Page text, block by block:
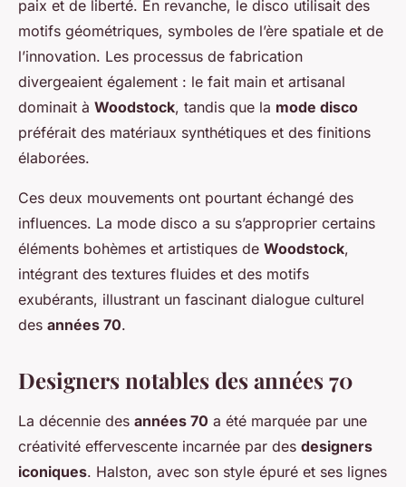
paix et de liberté. En revanche, le disco utilisait des
motifs géométriques, symboles de l’ère spatiale et de
l’innovation. Les processus de fabrication
divergeaient également : le fait main et artisanal
dominait à Woodstock, tandis que la mode disco
préférait des matériaux synthétiques et des finitions
élaborées.
Ces deux mouvements ont pourtant échangé des
influences. La mode disco a su s’approprier certains
éléments bohèmes et artistiques de Woodstock,
intégrant des textures fluides et des motifs
exubérants, illustrant un fascinant dialogue culturel
des années 70.
Designers notables des années 70
La décennie des années 70 a été marquée par une
créativité effervescente incarnée par des designers
iconiques. Halston, avec son style épuré et ses lignes